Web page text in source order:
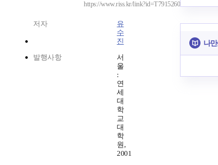
https://www.riss.kr/link?id=T7915260
저자
유
수
진
발행사항
서
울
:
연
세
대
학
교
대
학
원,
2001
나